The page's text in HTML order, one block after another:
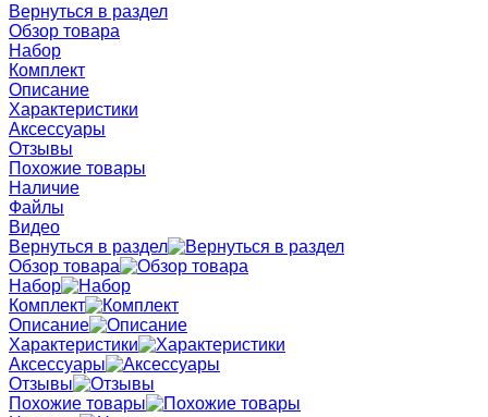
Вернуться в раздел
Обзор товара
Набор
Комплект
Описание
Характеристики
Аксессуары
Отзывы
Похожие товары
Наличие
Файлы
Видео
Вернуться в раздел
Обзор товара
Набор
Комплект
Описание
Характеристики
Аксессуары
Отзывы
Похожие товары